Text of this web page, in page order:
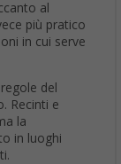
al
più pratico
in cui serve
del
Recinti e
la
in luoghi